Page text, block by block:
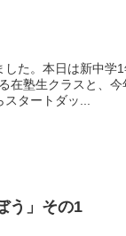
た。本日は新中学
在塾生クラスと、
タートダッ...
う」その1